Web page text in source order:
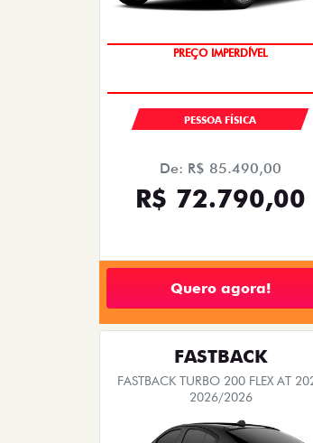
SUPER DESCONTO
PESSOA FÍSICA
De: R$ 85.490,00
R$ 72.790,00
Quero agora!
FASTBACK
FASTBACK TURBO 200 FLEX AT
2026/2026